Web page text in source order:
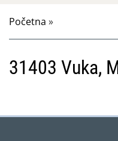
Početna »
31403 Vuka,